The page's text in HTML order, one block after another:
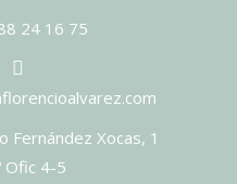
24 16 75
Fernández Xocas, 1
Ofic 4-5